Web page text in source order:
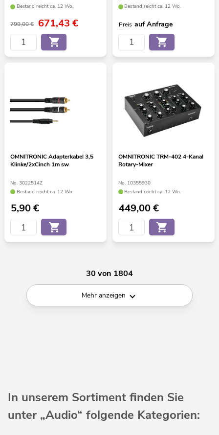
Bestand reicht ca. 12 Wo.
799,00 € 671,43€
Bestand reicht ca. 12 Wo.
Preis auf Anfrage
OMNITRONIC Adapterkabel 3,5
Klinke/2xCinch 1m sw
No. 3022514Z
Bestand reicht ca. 12 Wo.
5,90€
OMNITRONIC TRM-402 4-Kanal
Rotary-Mixer
No. 10355930
Bestand reicht ca. 12 Wo.
449,00€
30 von 1804
Mehr anzeigen
In unserem Sortiment finden Sie
unter „Audio“ folgende Kategorien: